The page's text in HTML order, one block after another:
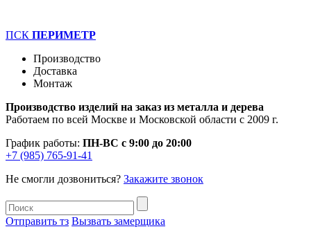
ПСК ПЕРИМЕТР
Производство
Доставка
Монтаж
Производство изделий на заказ из металла и дерева
Работаем по всей Москве и Московской области с 2009 г.
График работы: ПН-ВС с 9:00 до 20:00
+7 (985) 765-91-41
Не смогли дозвониться? Закажите звонок
Отправить тз Вызвать замерщика